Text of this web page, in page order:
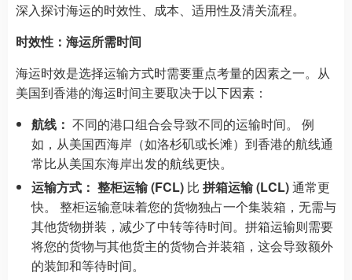
深入探讨海运的时效性、成本、适用性及清关流程。
时效性：海运所需时间
海运时效是选择运输方式时需要重点考量的因素之一。从
美国到香港的海运时间主要取决于以下因素：
航线： 不同的港口组合会导致不同的运输时间。 例
如，从美国西海岸（如洛杉矶或长滩）到香港的航线通
常比从美国东海岸出发的航线更快。
运输方式： 整柜运输 (FCL) 比 拼箱运输 (LCL)通常更
快。 整柜运输意味着您的货物独占一个集装箱，无需与
其他货物拼装，减少了中转等待时间。拼箱运输则需要
将您的货物与其他货主的货物合并装箱，这会导致额外
的装卸和等待时间。